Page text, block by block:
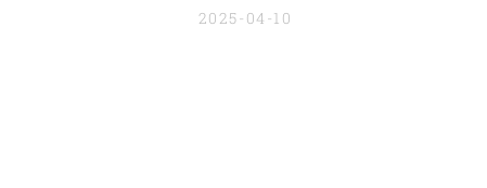
2025-04-10